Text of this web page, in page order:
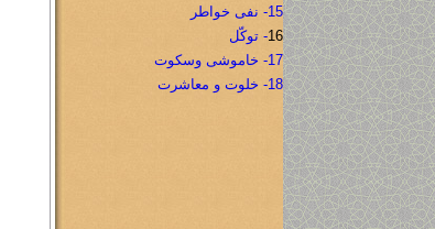
15- نفی خواطر
16- توکّل
17- خاموشی وسکوت
18- خلوت و معاشرت